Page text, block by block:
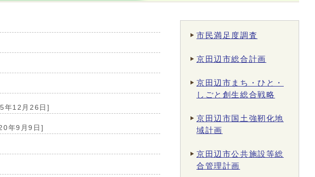
年12月26日]
年9月9日]
市民満足度調査
京田辺市総合計画
京田辺市まち・ひと・
しごと創生総合戦略
京田辺市国土強靭化地
域計画
京田辺市公共施設等総
合管理計画